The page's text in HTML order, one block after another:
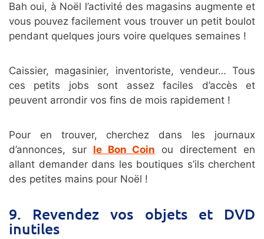
Bah oui, à Noël l’activité des magasins augmente et
vous pouvez facilement vous trouver un petit boulot
pendant quelques jours voire quelques semaines !
Caissier, magasinier, inventoriste, vendeur… Tous
ces petits jobs sont assez faciles d’accès et
peuvent arrondir vos fins de mois rapidement !
Pour en trouver, cherchez dans les journaux
d’annonces, sur le Bon Coin ou directement en
allant demander dans les boutiques s’ils cherchent
des petites mains pour Noël !
9. Revendez vos objets et DVD
inutiles